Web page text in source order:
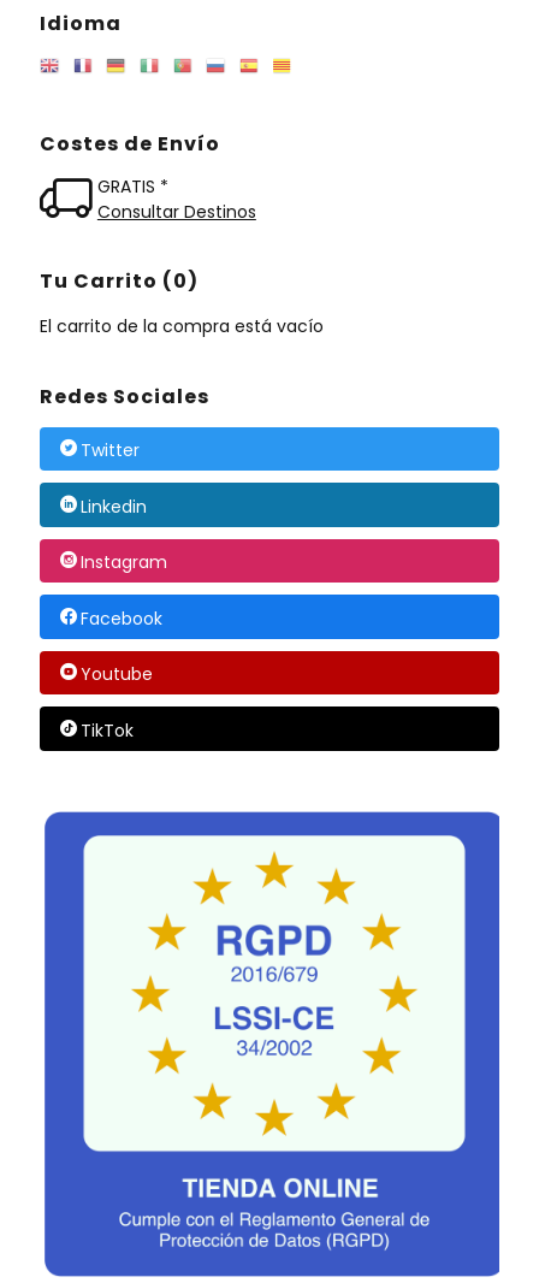
Idioma
Costes de Envío
GRATIS *
Consultar Destinos
Tu Carrito (0)
El carrito de la compra está vacío
Redes Sociales
Twitter
Linkedin
Instagram
Facebook
Youtube
TikTok